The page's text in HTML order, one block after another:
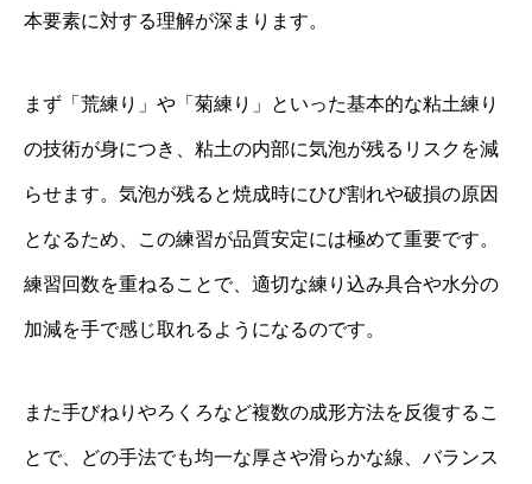
本要素に対する理解が深まります。
まず「荒練り」や「菊練り」といった基本的な粘土練り
の技術が身につき、粘土の内部に気泡が残るリスクを減
らせます。気泡が残ると焼成時にひび割れや破損の原因
となるため、この練習が品質安定には極めて重要です。
練習回数を重ねることで、適切な練り込み具合や水分の
加減を手で感じ取れるようになるのです。
また手びねりやろくろなど複数の成形方法を反復するこ
とで、どの手法でも均一な厚さや滑らかな線、バランス